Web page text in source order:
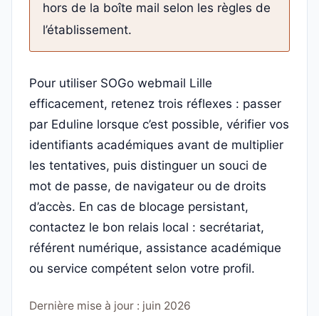
hors de la boîte mail selon les règles de
l’établissement.
Pour utiliser SOGo webmail Lille
efficacement, retenez trois réflexes : passer
par Eduline lorsque c’est possible, vérifier vos
identifiants académiques avant de multiplier
les tentatives, puis distinguer un souci de
mot de passe, de navigateur ou de droits
d’accès. En cas de blocage persistant,
contactez le bon relais local : secrétariat,
référent numérique, assistance académique
ou service compétent selon votre profil.
Dernière mise à jour : juin 2026